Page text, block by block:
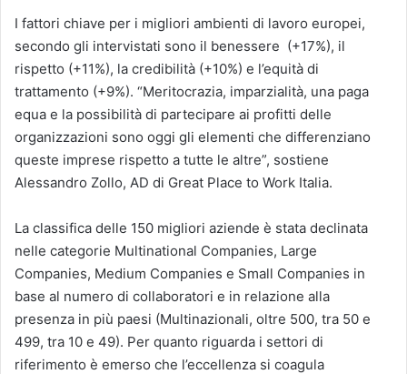
I fattori chiave per i migliori ambienti di lavoro europei,
secondo gli intervistati sono il benessere (+17%), il
rispetto (+11%), la credibilità (+10%) e l’equità di
trattamento (+9%). “Meritocrazia, imparzialità, una paga
equa e la possibilità di partecipare ai profitti delle
organizzazioni sono oggi gli elementi che differenziano
queste imprese rispetto a tutte le altre”, sostiene
Alessandro Zollo, AD di Great Place to Work Italia.
La classifica delle 150 migliori aziende è stata declinata
nelle categorie Multinational Companies, Large
Companies, Medium Companies e Small Companies in
base al numero di collaboratori e in relazione alla
presenza in più paesi (Multinazionali, oltre 500, tra 50 e
499, tra 10 e 49). Per quanto riguarda i settori di
riferimento è emerso che l’eccellenza si coagula